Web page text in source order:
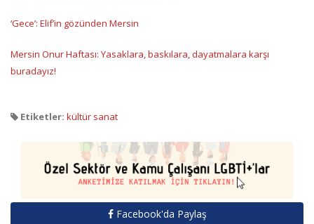
‘Gece’: Elif’in gözünden Mersin
Mersin Onur Haftası: Yasaklara, baskılara, dayatmalara karşı
buradayız!
Etiketler: kültür sanat
Facebook'da Paylaş